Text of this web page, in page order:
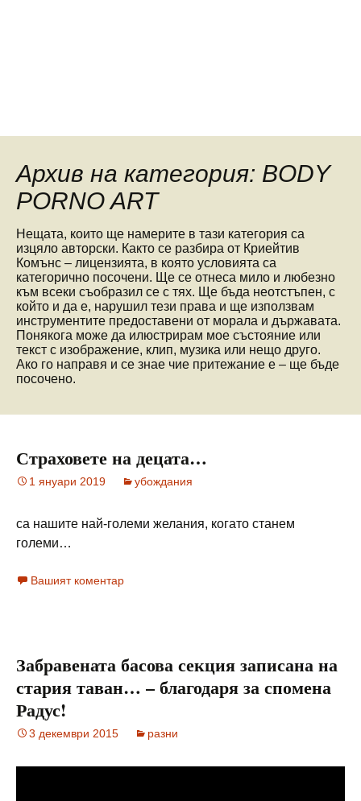
Архив на категория: BODY
PORNO ART
Нещата, които ще намерите в тази категория са
изцяло авторски. Както се разбира от Криейтив
Комънс – лицензията, в която условията са
категорично посочени. Ще се отнеса мило и любезно
към всеки съобразил се с тях. Ще бъда неотстъпен, с
който и да е, нарушил тези права и ще използвам
инструментите предоставени от морала и държавата.
Понякога може да илюстрирам мое състояние или
текст с изображение, клип, музика или нещо друго.
Ако го направя и се знае чие притежание е – ще бъде
посочено.
Страховете на децата…
1 януари 2019 убождания
са нашите най-големи желания, когато станем
големи…
Вашият коментар
Забравената басова секция записана на
стария таван… – благодаря за спомена
Радус!
3 декември 2015 разни